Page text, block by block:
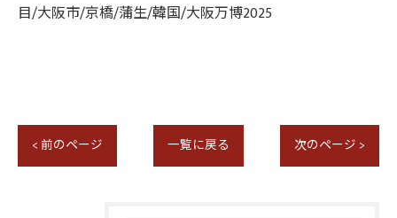
目/大阪市/京橋/蒲生/韓国/大阪万博2025
< 前のページ 一覧に戻る 次のページ >